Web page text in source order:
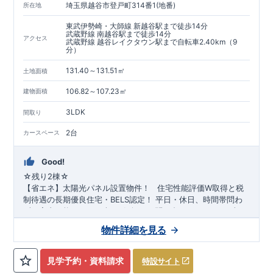
所在地 埼玉県越谷市登戸町314番1(地番)
アクセス
東武伊勢崎・大師線 新越谷駅まで徒歩14分
武蔵野線 南越谷駅まで徒歩14分
武蔵野線 越谷レイクタウン駅まで自転車2.40km（9
分）
土地面積 131.40～131.51㎡
建物面積 106.82～107.23㎡
間取り 3LDK
カースペース 2台
Good!
☆残り 2棟☆
【省エネ】太陽光パネル設置物件！
​ ​住宅性能評価W取得と税
制待遇の長期優良住宅・BELS認定！ 平日・休日、時間帯問わ
ずご案内可能です!
まずはお気軽にお問い合わせください!
東武
◎物件のポイント 敷地は、39坪～ !駐車スペースは『
分以内
◆収納も沢山あります！​・小型自転車やベビーカーなど玄関が
スッキリ片付く
『玄関土間収納』
見学予約・資料請求 特設サイト
物件詳細を見る